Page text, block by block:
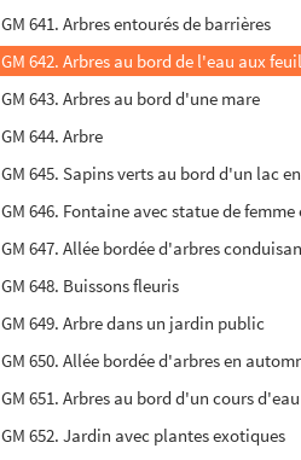
GM 641. Arbres entourés de barrières
GM 642. Arbres au bord de l'eau aux
GM 643. Arbres au bord d'une mare
GM 644. Arbre
GM 645. Sapins verts au bord d'un lac
GM 646. Fontaine avec statue de
GM 647. Allée bordée d'arbres
GM 648. Buissons fleuris
GM 649. Arbre dans un jardin public
GM 650. Allée bordée d'arbres en
GM 651. Arbres au bord d'un cours d'eau
GM 652. Jardin avec plantes exotiques